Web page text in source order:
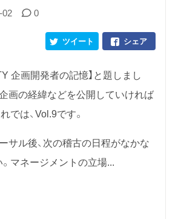
02 0
シェア
ツイート
企画開発者の記憶】と題しまし
画の経緯などを公開していければ
では、Vol.9です。
サル後、次の稽古の日程がなかな
マネージメントの立場...